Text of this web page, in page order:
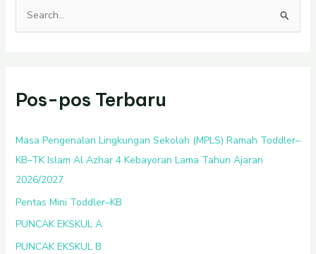
a
u
t
u
k
Pos-pos Terbaru
Masa Pengenalan Lingkungan Sekolah (MPLS) Ramah Toddler–
KB–TK Islam Al Azhar 4 Kebayoran Lama Tahun Ajaran
2026/2027
Pentas Mini Toddler–KB
PUNCAK EKSKUL A
PUNCAK EKSKUL B